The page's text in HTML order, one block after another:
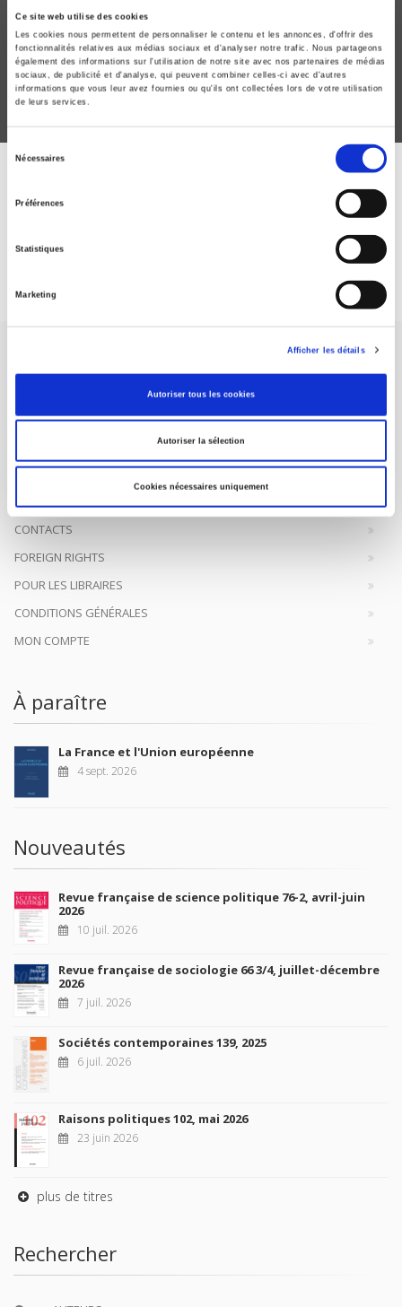
Ce site web utilise des cookies
Les cookies nous permettent de personnaliser le contenu et les annonces, d'offrir des
fonctionnalités relatives aux médias sociaux et d'analyser notre trafic. Nous partageons
également des informations sur l'utilisation de notre site avec nos partenaires de médias
sociaux, de publicité et d'analyse, qui peuvent combiner celles-ci avec d'autres
informations que vous leur avez fournies ou qu'ils ont collectées lors de votre utilisation
de leurs services.
Sélection
Nécessaires
Préférences
Statistiques
Marketing
Afficher les détails
Autoriser tous les cookies
Autoriser la sélection
Cookies nécessaires uniquement
D'une crise à l'autre
Yaëlle Amsellem-Mainguy, Laurent Lardeux
ABONNEZ-VOUS À NOS
Maison d'édition dédiée aux sciences humaines et sociales, les
à la transmission des savoirs et des idéescontinuer
CONTACTS
FOREIGN RIGHTS
POUR LES LIBRAIRES
CONDITIONS GÉNÉRALES
MON COMPTE
À paraître
La France et l'Union européenne
4 sept. 2026
Nouveautés
Revue française de science politique 76-2, avril-juin
2026
10 juil. 2026
Revue française de sociologie 66 3/4, juillet-décembre
2026
7 juil. 2026
Sociétés contemporaines 139, 2025
6 juil. 2026
Raisons politiques 102, mai 2026
23 juin 2026
plus de titres
Rechercher